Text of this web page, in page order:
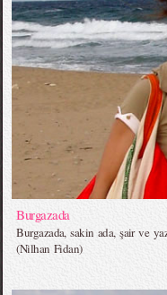
Burgazada
Burgazada, sakin ada, şair ve
(Nilhan Fidan)